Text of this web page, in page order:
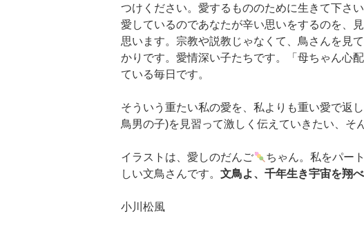
つけください。愛するもののために生きて下さ
愛しているのであなたが辛い思いをするのを、
思います。宗教や説教じゃなくて、鳥さんを見
かりです。愛情深い子たちです。「母ちゃん心
ている毎日です。
そういう重たい私の愛を、私よりも重い愛で返
鳥男の子)を見習って激しく伝えていきたい、そ
イラストは、愛しのだんご
ちゃん。私をパー
しい文鳥さんです。 文鳥よ、千年生き宇宙を翔べ
小川松風